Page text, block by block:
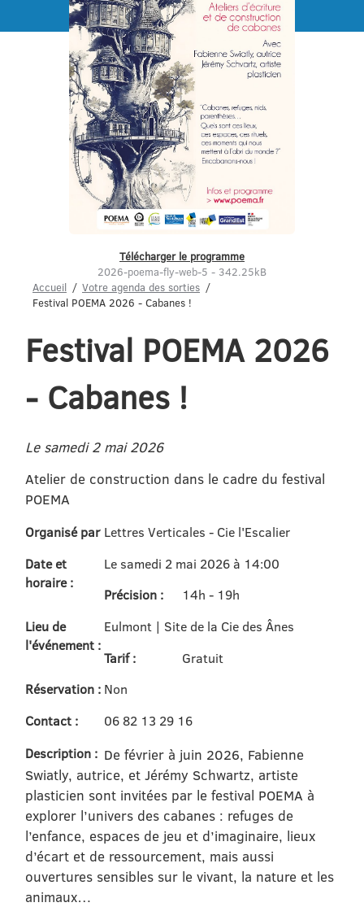
Menu
Télécharger le programme
2026-poema-fly-web-5 - 342.25kB
Accueil
Votre agenda des sorties
Festival POEMA 2026 - Cabanes !
Festival POEMA 2026
- Cabanes !
Le samedi 2 mai 2026
Atelier de construction dans le cadre du festival
POEMA
Organisé par Lettres Verticales - Cie l'Escalier
Date et
horaire :
Le samedi 2 mai 2026 à 14:00
Précision :
14h - 19h
Lieu de
l'événement :
Eulmont | Site de la Cie des Ânes
Tarif :
Gratuit
Réservation : Non
Contact :
06 82 13 29 16
Description : De février à juin 2026, Fabienne
Swiatly, autrice, et Jérémy Schwartz, artiste
plasticien sont invitées par le festival POEMA à
explorer l’univers des cabanes : refuges de
l’enfance, espaces de jeu et d’imaginaire, lieux
d’écart et de ressourcement, mais aussi
ouvertures sensibles sur le vivant, la nature et les
animaux…